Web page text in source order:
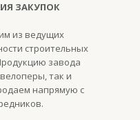
ЗАКУПОК
из ведущих
строительных
завода
так и
напрямую с